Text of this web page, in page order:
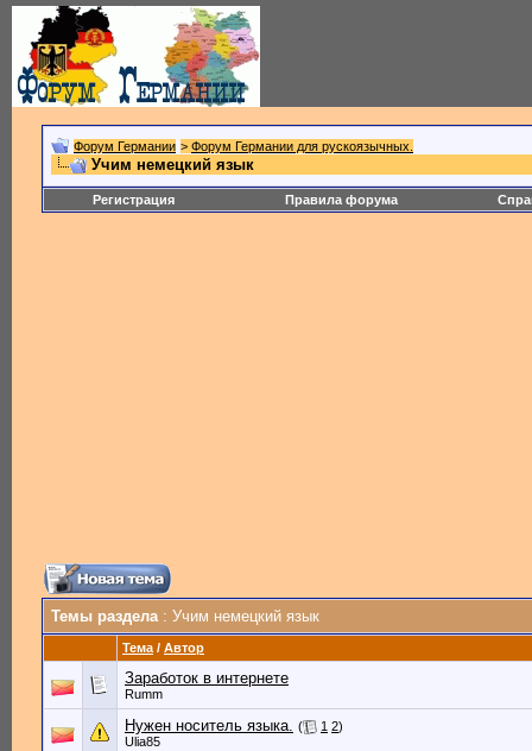
Форум Германии > Форум Германии для рускоязычных.
Учим немецкий язык
Регистрация Правила форума
Темы раздела: Учим немецкий язык
Тема / Автор
Заработок в интернете
Rumm
Нужен носитель языка. ( 1 2)
Ulia85